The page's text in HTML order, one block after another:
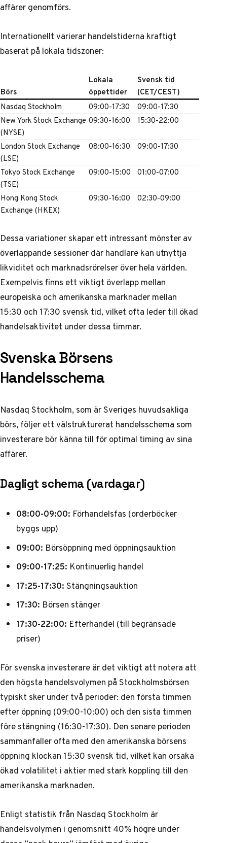
affärer genomförs.
Internationellt varierar handelstiderna kraftigt
baserat på lokala tidszoner:
Börs
Lokala
öppettider
Svensk tid
(CET/CEST)
Nasdaq Stockholm
09:00-17:30
09:00-17:30
New York Stock Exchange
(NYSE)
09:30-16:00 15:30-22:00
London Stock Exchange
(LSE)
08:00-16:30 09:00-17:30
Tokyo Stock Exchange
(TSE)
09:00-15:00 01:00-07:00
Hong Kong Stock
Exchange (HKEX)
09:30-16:00 02:30-09:00
Dessa variationer skapar ett intressant mönster av
överlappande sessioner där handlare kan utnyttja
likviditet och marknadsrörelser över hela världen.
Exempelvis finns ett viktigt överlapp mellan
europeiska och amerikanska marknader mellan
15:30 och 17:30 svensk tid, vilket ofta leder till ökad
handelsaktivitet under dessa timmar.
Svenska Börsens
Handelsschema
Nasdaq Stockholm, som är Sveriges huvudsakliga
börs, följer ett välstrukturerat handelsschema som
investerare bör känna till för optimal timing av sina
affärer.
Dagligt schema (vardagar)
08:00-09:00: Förhandelsfas (orderböcker
byggs upp)
09:00: Börsöppning med öppningsauktion
09:00-17:25: Kontinuerlig handel
17:25-17:30:Stängningsauktion
17:30: Börsen stänger
17:30-22:00: Efterhandel (till begränsade
priser)
För svenska investerare är det viktigt att notera att
den högsta handelsvolymen på Stockholmsbörsen
typiskt sker under två perioder: den första timmen
efter öppning (09:00-10:00) och den sista timmen
före stängning (16:30-17:30). Den senare perioden
sammanfaller ofta med den amerikanska börsens
öppning klockan 15:30 svensk tid, vilket kan orsaka
ökad volatilitet i aktier med stark koppling till den
amerikanska marknaden.
Enligt statistik från Nasdaq Stockholm är
handelsvolymen i genomsnitt 40% högre under